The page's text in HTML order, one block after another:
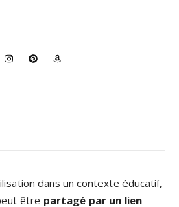
dans un contexte éducatif,
être partagé par un lien